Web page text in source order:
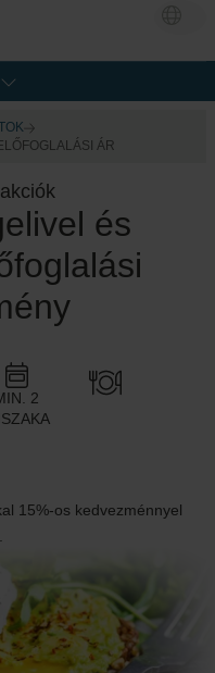
ÁR
és
2
15%-os kedvezménnyel